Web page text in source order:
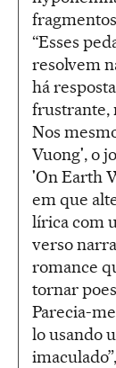
“Esses
resolvem
há
frustrante,
Nos
Vuong', o
'On Earth
em que
lírica com
verso
romance
tornar
Parecia-
lo usando